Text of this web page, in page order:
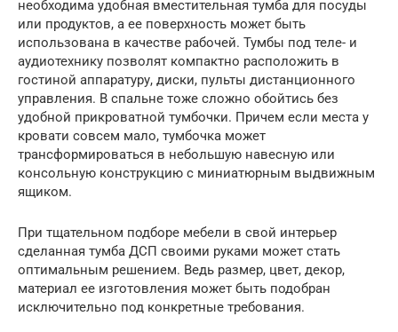
необходима удобная вместительная тумба для посуды
или продуктов, а ее поверхность может быть
использована в качестве рабочей. Тумбы под теле- и
аудиотехнику позволят компактно расположить в
гостиной аппаратуру, диски, пульты дистанционного
управления. В спальне тоже сложно обойтись без
удобной прикроватной тумбочки. Причем если места у
кровати совсем мало, тумбочка может
трансформироваться в небольшую навесную или
консольную конструкцию с миниатюрным выдвижным
ящиком.
При тщательном подборе мебели в свой интерьер
сделанная тумба ДСП своими руками может стать
оптимальным решением. Ведь размер, цвет, декор,
материал ее изготовления может быть подобран
исключительно под конкретные требования.